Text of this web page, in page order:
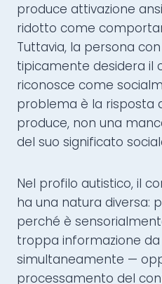
produce attivazione
ridotto come
Tuttavia, la persona
tipicamente desidera il
riconosce come
problema è la risposta
produce, non una
del suo significato
Nel profilo autistico, il
ha una natura diversa:
perché è
troppa informazione
simultaneamente —
processamento del